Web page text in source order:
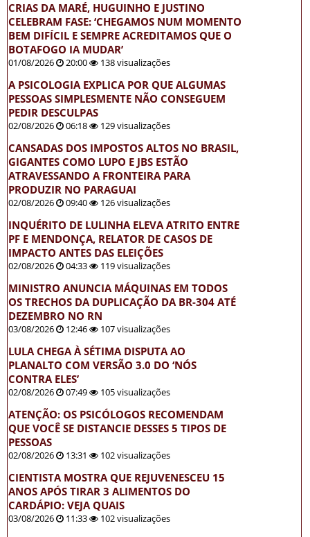
CRIAS DA MARÉ, HUGUINHO E JUSTINO
CELEBRAM FASE: ‘CHEGAMOS NUM MOMENTO
BEM DIFÍCIL E SEMPRE ACREDITAMOS QUE O
BOTAFOGO IA MUDAR’
01/08/2026 20:00 138 visualizações
A PSICOLOGIA EXPLICA POR QUE ALGUMAS
PESSOAS SIMPLESMENTE NÃO CONSEGUEM
PEDIR DESCULPAS
02/08/2026 06:18 129 visualizações
CANSADAS DOS IMPOSTOS ALTOS NO BRASIL,
GIGANTES COMO LUPO E JBS ESTÃO
ATRAVESSANDO A FRONTEIRA PARA
PRODUZIR NO PARAGUAI
02/08/2026 09:40 126 visualizações
INQUÉRITO DE LULINHA ELEVA ATRITO ENTRE
PF E MENDONÇA, RELATOR DE CASOS DE
IMPACTO ANTES DAS ELEIÇÕES
02/08/2026 04:33 119 visualizações
MINISTRO ANUNCIA MÁQUINAS EM TODOS
OS TRECHOS DA DUPLICAÇÃO DA BR-304 ATÉ
DEZEMBRO NO RN
03/08/2026 12:46 107 visualizações
LULA CHEGA À SÉTIMA DISPUTA AO
PLANALTO COM VERSÃO 3.0 DO ‘NÓS
CONTRA ELES’
02/08/2026 07:49 105 visualizações
ATENÇÃO: OS PSICÓLOGOS RECOMENDAM
QUE VOCÊ SE DISTANCIE DESSES 5 TIPOS DE
PESSOAS
02/08/2026 13:31 102 visualizações
CIENTISTA MOSTRA QUE REJUVENESCEU 15
ANOS APÓS TIRAR 3 ALIMENTOS DO
CARDÁPIO: VEJA QUAIS
03/08/2026 11:33 102 visualizações